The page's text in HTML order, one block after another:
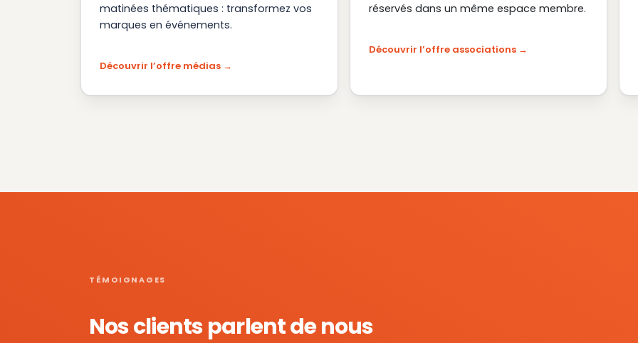
matinées thématiques : transformez vos
marques en événements.
Découvrir l’offre médias
réservés dans un même espace membre.
Découvrir l’offre associations
TÉMOIGNAGES
Nos clients parlent de nous